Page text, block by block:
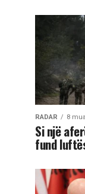
RADAR 8
Si një
fund